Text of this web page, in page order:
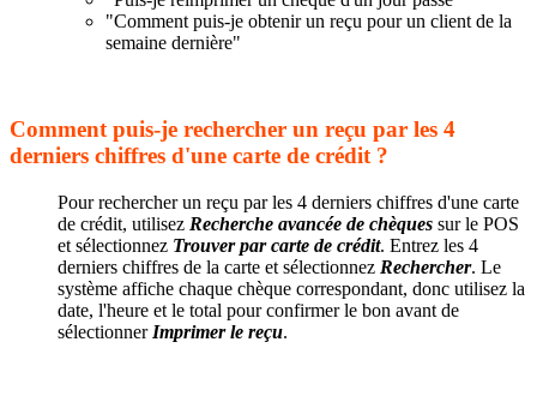
"Comment puis-je obtenir un reçu pour un client de la
semaine dernière"
Comment puis-je rechercher un reçu par les 4
derniers chiffres d'une carte de crédit ?
Pour rechercher un reçu par les 4 derniers chiffres d'une carte
de crédit, utilisez Recherche avancée de chèques sur le POS
et sélectionnez Trouver par carte de crédit. Entrez les 4
derniers chiffres de la carte et sélectionnez Rechercher. Le
système affiche chaque chèque correspondant, donc utilisez la
date, l'heure et le total pour confirmer le bon avant de
sélectionner Imprimer le reçu.